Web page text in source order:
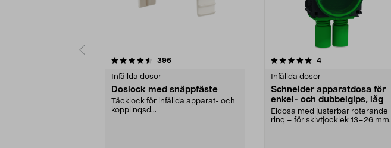
396recensioner
Infällda dosor
Doslock med snäppfäste
Täcklock för infällda apparat- och
kopplingsd...
5.0 av 5 stjärnor 4recensioner
Infällda dosor
Schneider apparatdosa för
enkel- och dubbelgips, låg
Eldosa med justerbar roterande
ring – för skivtjocklek 13–26 mm.
4.5 av 5 stjärnor